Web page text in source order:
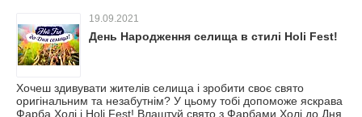
19.09.2021
День Народження селища в стилі Holi Fest!
Хочеш здивувати жителів селища і зробити своє свято
оригінальним та незабутнім? У цьому тобі допоможе яскрава
Фарба Холі і Holi Fest! Влаштуй свято з Фарбами Холі до Дня